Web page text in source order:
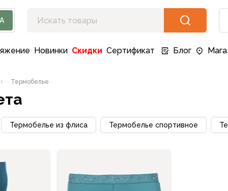
Новинки Скидки Сертификат Блог
Термобелье
Термобелье из флиса Термобелье спортивное